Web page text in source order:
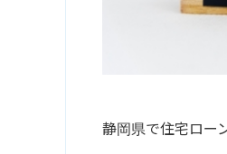
静岡県で住宅ロー